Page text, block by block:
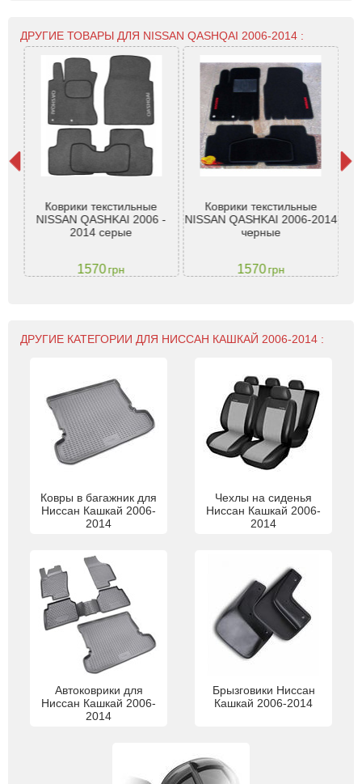
ДРУГИЕ ТОВАРЫ ДЛЯ NISSAN QASHQAI 2006-2014 :
Коврики текстильные
NISSAN QASHKAI 2006 -
2014 серые
1570грн
Коврики текстильные
NISSAN QASHKAI 2006-2014
черные
1570грн
ДРУГИЕ КАТЕГОРИИ ДЛЯ НИССАН КАШКАЙ 2006-2014 :
Ковры в багажник для
Ниссан Кашкай 2006-
2014
Чехлы на сиденья
Ниссан Кашкай 2006-
2014
Автоковрики для
Ниссан Кашкай 2006-
2014
Брызговики Ниссан
Кашкай 2006-2014